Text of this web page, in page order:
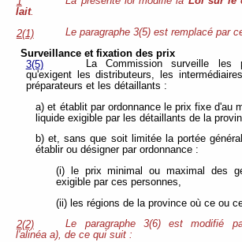
lait.
2(1)
Le paragraphe 3(5) est remplacé par
Surveillance et fixation des prix
3(5)
La Commission surveille
qu'exigent les distributeurs, les
préparateurs et les détaillants :
a) et établit par ordonnance le prix fixe d'au
liquide exigible par les détaillants de la
b) et, sans que soit limitée la portée
établir ou désigner par ordonnance :
(i) le prix minimal ou maximal des
exigible par ces personnes,
(ii) les régions de la province où ce ou
2(2)
Le paragraphe 3(6) est modifié
l'alinéa a), de ce qui suit :